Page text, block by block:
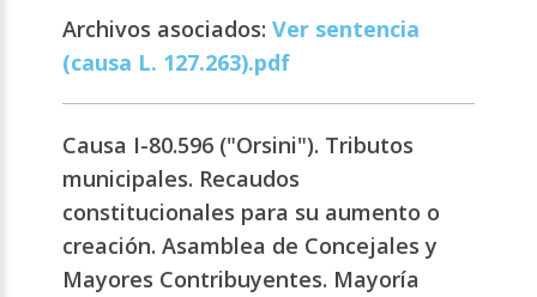
Archivos asociados:Ver sentencia
(causa L. 127.263).pdf
Causa I-80.596 ("Orsini"). Tributos
municipales. Recaudos
constitucionales para su aumento o
creación. Asamblea de Concejales y
Mayores Contribuyentes. Mayoría